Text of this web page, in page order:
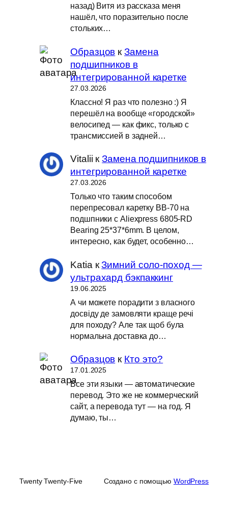
назад) Витя из рассказа меня
нашёл, что поразительно после
стольких…
Образцов кЗамена
подшипников в
интегрированной каретке
27.03.2026
Классно! Я раз что полезно :) Я
перешёл на вообще «городской»
велосипед — как фикс, только с
трансмиссией в задней…
Vitalii кЗамена подшипников в
интегрированной каретке
27.03.2026
Только что таким способом
перепресовал каретку BB-70 на
подшпники с Aliexpress 6805-RD
Bearing 25*37*6mm. В целом,
интересно, как будет, особенно…
Katia кЗимний соло-поход —
ультрахард бэкпаккинг
19.06.2025
А чи можете порадити з власного
досвіду де замовляти краще речі
для походу? Але так щоб була
нормальна доставка до…
Образцов к Кто это?
17.01.2025
Все эти языки — автоматические
перевод. Это же не коммерческий
сайт, а перевода тут — на год. Я
думаю, ты…
Twenty Twenty-Five Создано с помощью WordPress